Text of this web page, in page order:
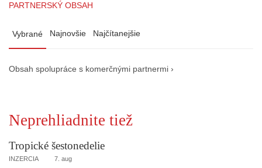
PARTNERSKÝ OBSAH
Vybrané Najnovšie Najčítanejšie
Obsah spolupráce s komerčnými partnermi ›
Neprehliadnite tiež
Tropické šestonedelie
INZERCIA 7. aug